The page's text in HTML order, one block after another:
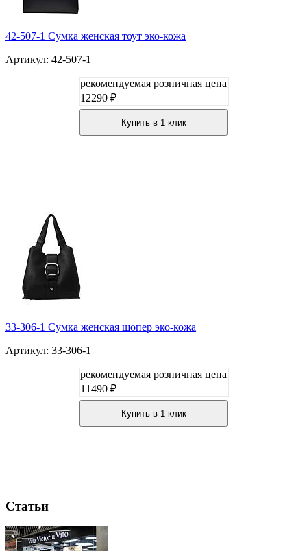
42-507-1 Сумка женская тоут эко-кожа
Артикул: 42-507-1
рекомендуемая розничная цена
12290 ₽
Купить в 1 клик
33-306-1 Сумка женская шопер эко-кожа
Артикул: 33-306-1
рекомендуемая розничная цена
11490 ₽
Купить в 1 клик
Статьи